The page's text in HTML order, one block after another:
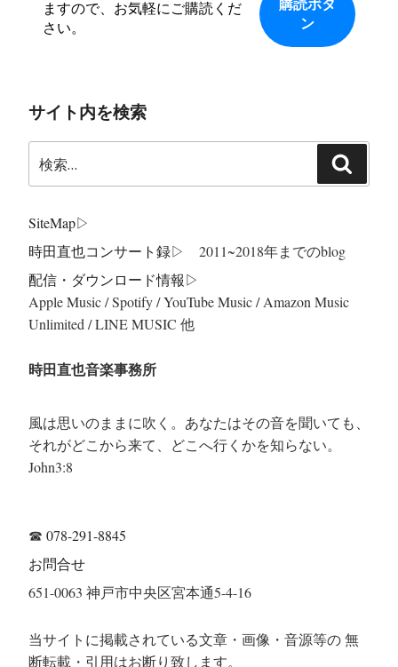
ますので、お気軽にご購読くだ
さい。
サイト内を検索
索:
索
SiteMap▷
時田直也コンサート録▷ 2011~2018年までのblog
配信・ダウンロード情報▷
Apple Music / Spotify / YouTube Music / Amazon Music
Unlimited / LINE MUSIC 他
時田直也音楽事務所
風は思いのままに吹く。あなたはその音を聞いても、
それがどこから来て、どこへ行くかを知らない。
John3:8
☎ 078-291-8845
お問合せ
651-0063 神戸市中央区宮本通5-4-16
当サイトに掲載されている文章・画像・音源等の 無
断転載・引用はお断り致します。